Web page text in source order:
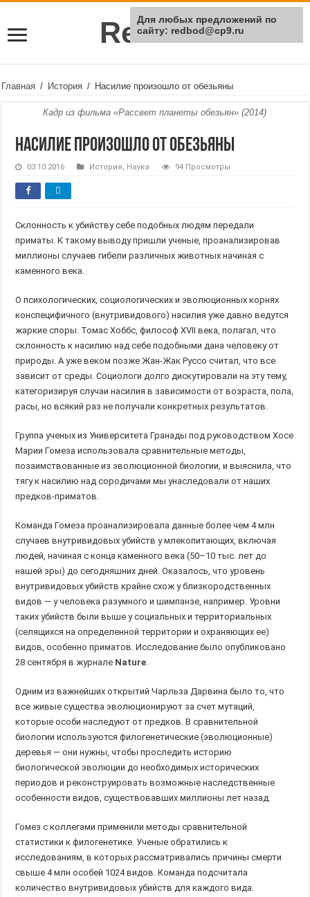
Rei Red
Главная / История / Насилие произошло от обезьяны
Кадр из фильма «Рассвет планеты обезьян» (2014)
Насилие произошло от обезьяны
03.10.2016 История, Наука 94 Просмотры
Склонность к убийству себе подобных людям передали
приматы. К такому выводу пришли ученые, проанализировав
миллионы случаев гибели различных животных начиная с
каменного века.
О психологических, социологических и эволюционных корнях
конспецифичного (внутривидового) насилия уже давно ведутся
жаркие споры. Томас Хоббс, философ XVII века, полагал, что
склонность к насилию над себе подобными дана человеку от
природы. А уже веком позже Жан-Жак Руссо считал, что все
зависит от среды. Социологи долго дискутировали на эту тему,
категоризируя случаи насилия в зависимости от возраста, пола,
расы, но всякий раз не получали конкретных результатов.
Группа ученых из Университета Гранады под руководством Хосе
Марии Гомеза использовала сравнительные методы,
позаимствованные из эволюционной биологии, и выяснила, что
тягу к насилию над сородичами мы унаследовали от наших
предков-приматов.
Команда Гомеза проанализировала данные более чем 4 млн
случаев внутривидовых убийств у млекопитающих, включая
людей, начиная с конца каменного века (50–10 тыс. лет до
нашей эры) до сегодняшних дней. Оказалось, что уровень
внутривидовых убийств крайне схож у близкородственных
видов — у человека разумного и шимпанзе, например. Уровни
таких убийств были выше у социальных и территориальных
(селящихся на определенной территории и охраняющих ее)
видов, особенно приматов. Исследование было опубликовано
28 сентября в журнале Nature.
Одним из важнейших открытий Чарльза Дарвина было то, что
все живые существа эволюционируют за счет мутаций,
которые особи наследуют от предков. В сравнительной
биологии используются филогенетические (эволюционные)
деревья — они нужны, чтобы проследить историю
биологической эволюции до необходимых исторических
периодов и реконструировать возможные наследственные
особенности видов, существовавших миллионы лет назад.
Гомез с коллегами применили методы сравнительной
статистики к филогенетике. Ученые обратились к
исследованиям, в которых рассматривались причины смерти
свыше 4 млн особей 1024 видов. Команда подсчитала
количество внутривидовых убийств для каждого вида.
Для любых предложений по
сайту: redbod@cp9.ru